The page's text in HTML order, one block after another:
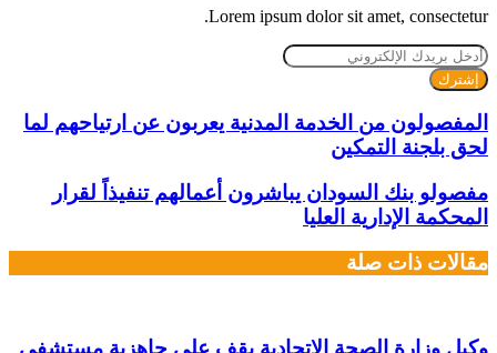
Lorem ipsum dolor sit amet, consectetur.
أدخل
بريدك
الإلكتروني
المفصولون من الخدمة المدنية يعربون عن ارتياحهم لما
لحق بلجنة التمكين
مفصولو بنك السودان يباشرون أعمالهم تنفيذاً لقرار
المحكمة الإدارية العليا
مقالات ذات صلة
وكيل وزارة الصحة الاتحادية يقف على جاهزية مستشفى